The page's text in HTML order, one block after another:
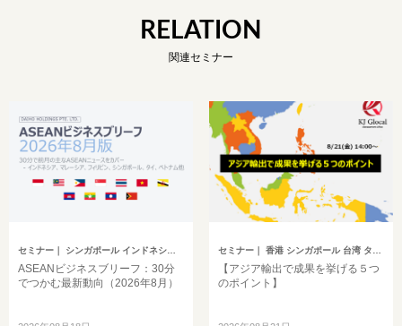
RELATION
関連セミナー
セミナー ｜ シンガポール インドネシア ベトナム タイ フィリピン マレーシア ミャンマー カンボジア その他アジア
ASEANビジネスブリーフ：30分
でつかむ最新動向（2026年8月）
セミナー｜ 香港 シンガポール 台湾 タイ マレーシア
【アジア輸出で成果を挙げる５つ
のポイント】